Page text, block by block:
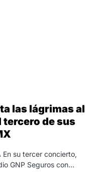
las lágrimas al
tercero de sus
En su tercer concierto,
GNP Seguros con…